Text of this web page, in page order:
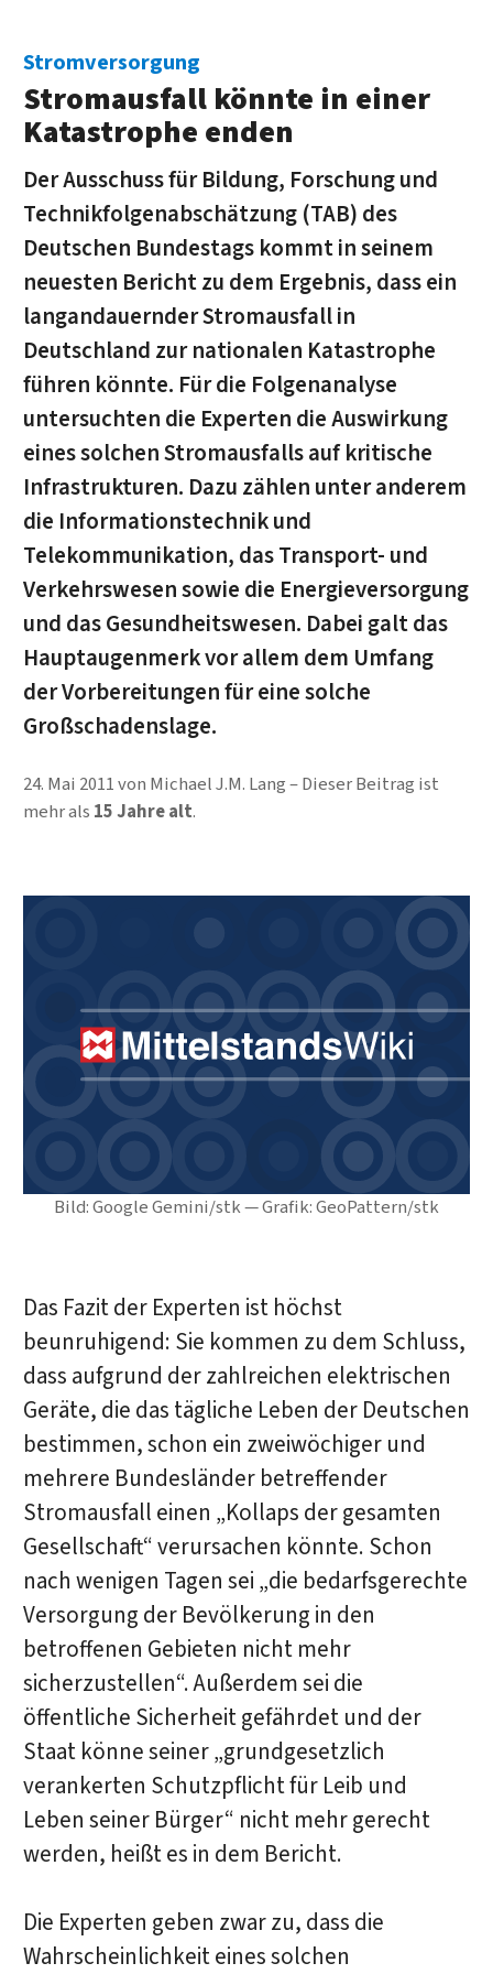
Bild: Google Gemini/stk — Grafik: GeoPattern/stk
Stromversorgung
Stromausfall könnte in einer
Katastrophe enden
Der Ausschuss für Bildung, Forschung und
Technikfolgenabschät­zung (TAB) des
Deutschen Bundestags kommt in seinem
neuesten Bericht zu dem Ergebnis, dass ein
langandauernder Stromausfall in
Deutschland zur nationalen Katastrophe
führen könnte. Für die Folgenanalyse
untersuchten die Experten die Auswirkung
eines solchen Stromausfalls auf kritische
Infrastrukturen. Dazu zählen unter anderem
die Informationstechnik und
Telekommunikation, das Transport- und
Verkehrswesen sowie die Energieversorgung
und das Gesundheitswesen. Dabei galt das
Hauptaugenmerk vor allem dem Umfang
der Vorbereitungen für eine solche
Großschadenslage.
24. Mai 2011von Michael J.M. Lang
Dieser Beitrag ist
mehr als 15 Jahre alt.
Das Fazit der Experten ist höchst
beunruhigend: Sie kommen zu dem Schluss,
dass aufgrund der zahlreichen elektrischen
Geräte, die das tägliche Leben der Deutschen
bestimmen, schon ein zweiwöchiger und
mehrere Bundesländer betreffender
Stromausfall einen „Kollaps der gesamten
Gesellschaft“ verursachen könnte. Schon
nach wenigen Tagen sei „die bedarfsgerechte
Versorgung der Bevölkerung in den
betroffenen Gebieten nicht mehr
sicherzustellen“. Außerdem sei die
öffentliche Sicherheit gefährdet und der
Staat könne seiner „grundgesetzlich
verankerten Schutzpflicht für Leib und
Leben seiner Bürger“ nicht mehr gerecht
werden, heißt es in dem Bericht.
Die Experten geben zwar zu, dass die
Wahrscheinlichkeit eines solchen